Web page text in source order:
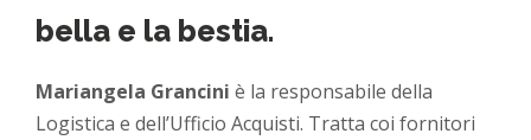
bella e la bestia.
Mariangela Grancini è la responsabile della
Logistica e dell’Ufficio Acquisti. Tratta coi fornitori